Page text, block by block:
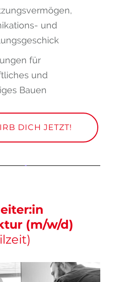
und
für
und
Bauen
DICH JETZT!
(m/w/d)